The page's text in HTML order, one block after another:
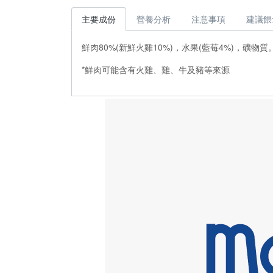
主要成份 營養分析 注意事項 建議
鮮肉80%(新鮮火雞10%)，水果(藍莓4%)，礦物質
*鮮肉可能含有火雞、雞、牛及豬等來源